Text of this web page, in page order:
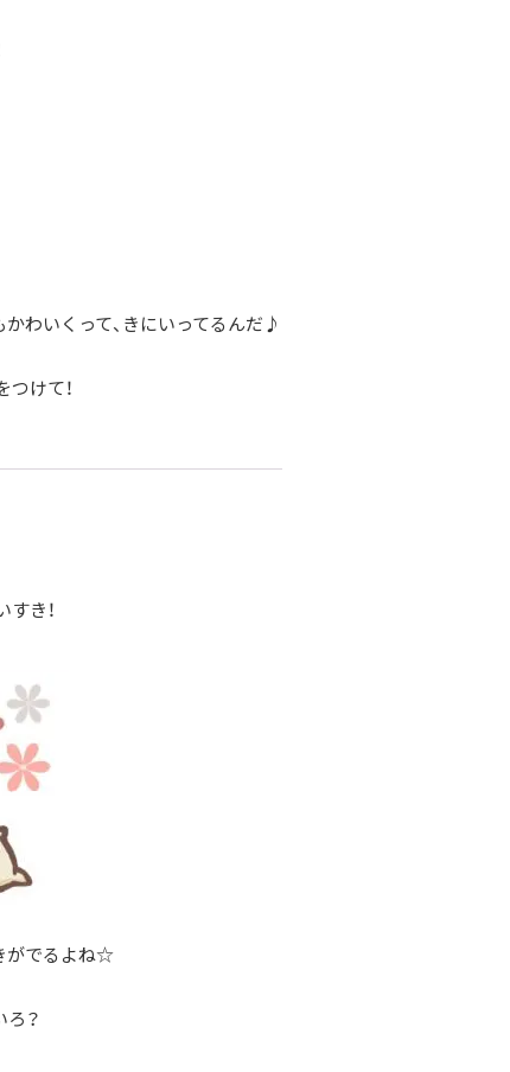
わいくって、きにいってるんだ♪
けて！
き！
がでるよね☆
？